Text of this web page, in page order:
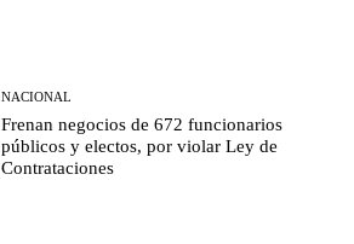
NACIONAL
Frenan negocios de 672 funcionarios
públicos y electos, por violar Ley de
Contrataciones